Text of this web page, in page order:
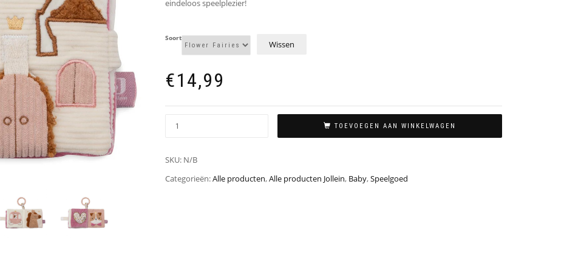
eindeloos speelplezier!
Soort
Wissen
€14,99
TOEVOEGEN AAN WINKELWAGEN
SKU: N/B
Categorieën:Alle producten,Alle producten Jollein, Baby,Speelgoed